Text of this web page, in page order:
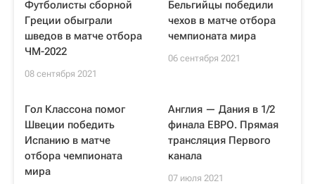
Футболисты сборной
Греции обыграли
шведов в матче отбора
ЧМ-2022
08 сентября 2021
Бельгийцы победили
чехов в матче отбора
чемпионата мира
06 сентября 2021
Гол Классона помог
Швеции победить
Испанию в матче
отбора чемпионата
мира
Англия — Дания в 1/2
финала ЕВРО. Прямая
трансляция Первого
канала
07 июля 2021